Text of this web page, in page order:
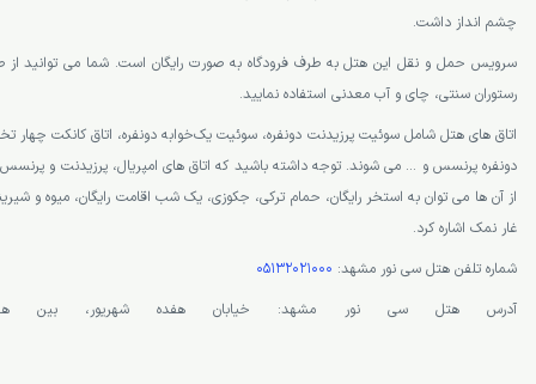
چشم انداز داشت.
سرویس حمل و نقل این هتل به طرف فرودگاه به صورت رایگان است. شما می توانید از
رستوران سنتی، چای و آب معدنی استفاده نمایید.
اتاق های هتل شامل سوئیت پرزیدنت دونفره، سوئیت یک‌خوابه دونفره، اتاق کانکت چهار
دونفره پرنسس و … می شوند. توجه داشته باشید که اتاق های امپریال، پرزیدنت و
از آن ها می توان به استخر رایگان، حمام ترکی، جکوزی، یک شب اقامت رایگان، میوه و
غار نمک اشاره کرد.
شماره تلفن هتل سی نور مشهد: 05132021000
آدرس هتل سی نور مشهد: خیابان هفده شهریور، بین هفده